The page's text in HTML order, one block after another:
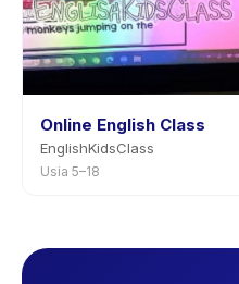
Online English Class
EnglishKidsClass
Usia 5–18